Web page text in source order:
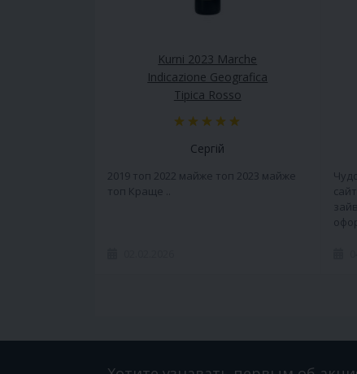
Kurni 2023 Marche
Indicazione Geografica
Tipica Rosso
Сергій
2019 топ 2022 майже топ 2023 майже
топ Краще ..